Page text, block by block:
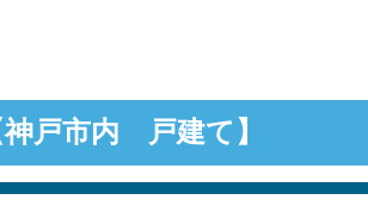
戸市内 戸建て】